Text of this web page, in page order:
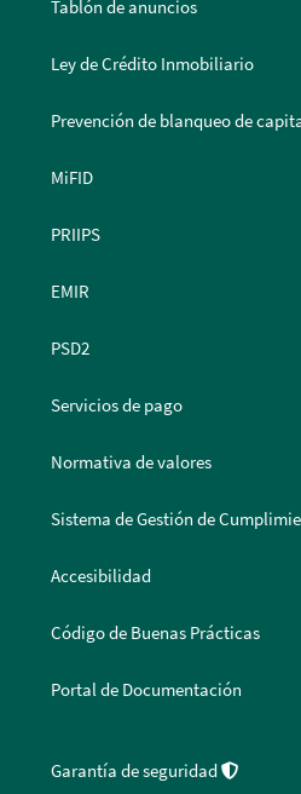
Tablón de anuncios
Ley de Crédito Inmobiliario
Prevención de blanqueo de
MiFID
PRIIPS
EMIR
PSD2
Servicios de pago
Normativa de valores
Sistema de Gestión de
Accesibilidad
Código de Buenas Prácticas
Portal de Documentación
Garantía de seguridad